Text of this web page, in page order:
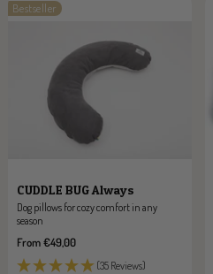
Bestseller
CUDDLE BUG Always
Dog pillows for cozy comfort in any
season
Sale
price
From €49,00
(35 Reviews)